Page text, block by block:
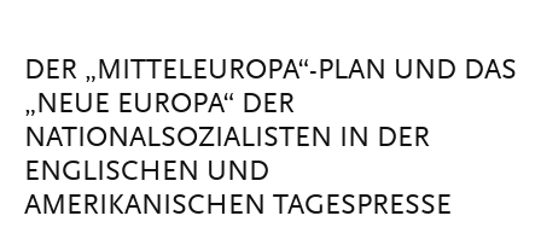
DER „MITTELEUROPA“-PLAN UND DAS
„NEUE EUROPA“ DER
NATIONALSOZIALISTEN IN DER
ENGLISCHEN UND
AMERIKANISCHEN TAGESPRESSE